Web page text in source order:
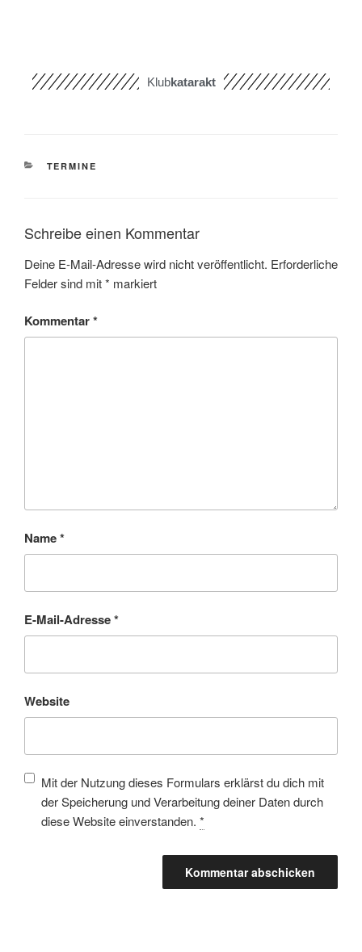
Klubkatarakt
TERMINE
Schreibe einen Kommentar
Deine E-Mail-Adresse wird nicht veröffentlicht. Erforderliche
Felder sind mit* markiert
Kommentar*
Name*
E-Mail-Adresse*
Website
Mit der Nutzung dieses Formulars erklärst du dich mit
der Speicherung und Verarbeitung deiner Daten durch
diese Website einverstanden. *